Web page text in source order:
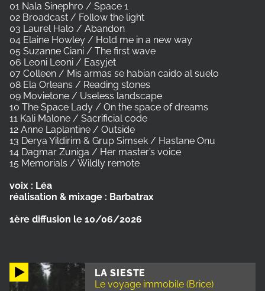
LA SIESTE
Le voyage immobile (Brice)
01 Nala Sinephro / Space 1
02 Broadcast / Follow the light
03 Laurel Halo / Abandon
04 Elaine Howley / Hold me in a new way
05 Suzanne Ciani / The first wave
06 Leoni Leoni / Easyjet
07 Colleen / Mis armas se habian caido al suelo
08 Ela Orleans / Reading stones
09 Movietone / Useless landscape
10 The Space Lady / On the space of dreams
11 Kali Malone / Sacrificial code
12 Anne Laplantine / Outside
13 Derya Yildirim & Grup Simsek / Hastane Onu
14 Dagmar Zuniga / Her master’s voice
15 Memorials / Wildly remote
voix : Léa
réalisation & mixage : Barbatrax
1ère diffusion le 10/06/2026